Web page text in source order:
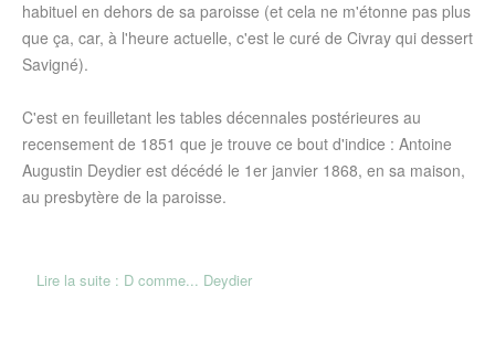
habituel en dehors de sa paroisse (et cela ne m'étonne pas plus
que ça, car, à l'heure actuelle, c'est le curé de Civray qui dessert
Savigné).
C'est en feuilletant les tables décennales postérieures au
recensement de 1851 que je trouve ce bout d'indice : Antoine
Augustin Deydier est décédé le 1er janvier 1868, en sa maison,
au presbytère de la paroisse.
Lire la suite : D comme... Deydier